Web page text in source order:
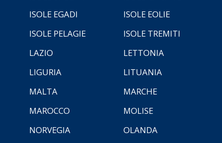
ISOLE EGADI
ISOLE EOLIE
ISOLE PELAGIE
ISOLE TREMITI
LAZIO
LETTONIA
LIGURIA
LITUANIA
MALTA
MARCHE
MAROCCO
MOLISE
NORVEGIA
OLANDA